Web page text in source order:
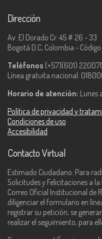
Dirección
Av. El Dorado Cr. 45 # 26 - 33
Bogotá D.C, Colombia - Código
Teléfonos (+57)(601)
Línea gratuita nacional:
Horario de atención: Lunes
Política de privacidad y
Condiciones de uso
Accesibilidad
Contacto Virtual
Estimado Ciudadano: Para
Solicitudes y Felicitaciones a
Correo Oficial Institucional de
diligenciar el formulario en
registrar su petición, se
realizar el seguimiento, para